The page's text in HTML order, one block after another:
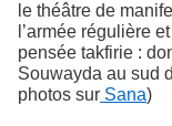
le théâtre de
l’armée régulière
pensée takfirie :
Souwayda au sud
photos sur Sana)